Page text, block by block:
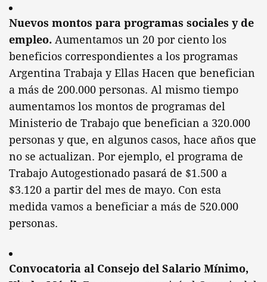
Nuevos montos para programas sociales y de
empleo. Aumentamos un 20 por ciento los
beneficios correspondientes a los programas
Argentina Trabaja y Ellas Hacen que benefician
a más de 200.000 personas. Al mismo tiempo
aumentamos los montos de programas del
Ministerio de Trabajo que benefician a 320.000
personas y que, en algunos casos, hace años que
no se actualizan. Por ejemplo, el programa de
Trabajo Autogestionado pasará de $1.500 a
$3.120 a partir del mes de mayo. Con esta
medida vamos a beneficiar a más de 520.000
personas.
Convocatoria al Consejo del Salario Mínimo,